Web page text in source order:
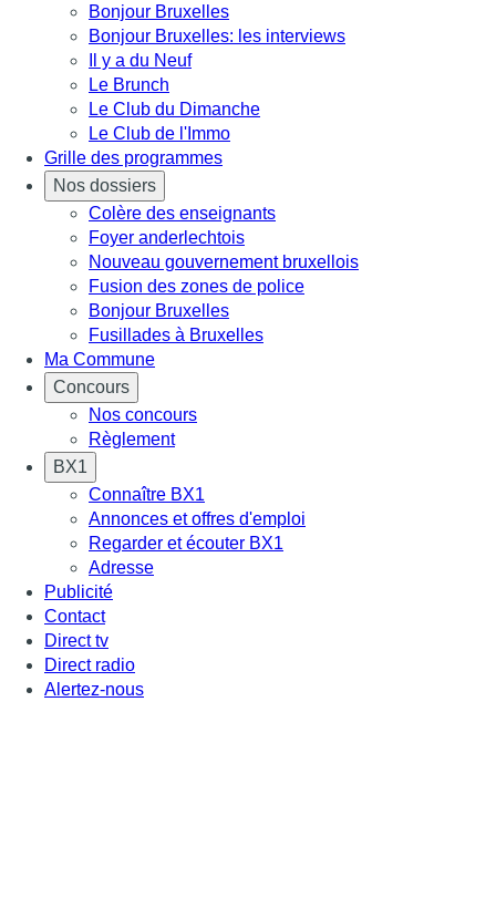
Bonjour Bruxelles
Bonjour Bruxelles: les interviews
Il y a du Neuf
Le Brunch
Le Club du Dimanche
Le Club de l'Immo
Grille des programmes
Nos dossiers
Colère des enseignants
Foyer anderlechtois
Nouveau gouvernement bruxellois
Fusion des zones de police
Bonjour Bruxelles
Fusillades à Bruxelles
Ma Commune
Concours
Nos concours
Règlement
BX1
Connaître BX1
Annonces et offres d'emploi
Regarder et écouter BX1
Adresse
Publicité
Contact
Direct tv
Direct radio
Alertez-nous